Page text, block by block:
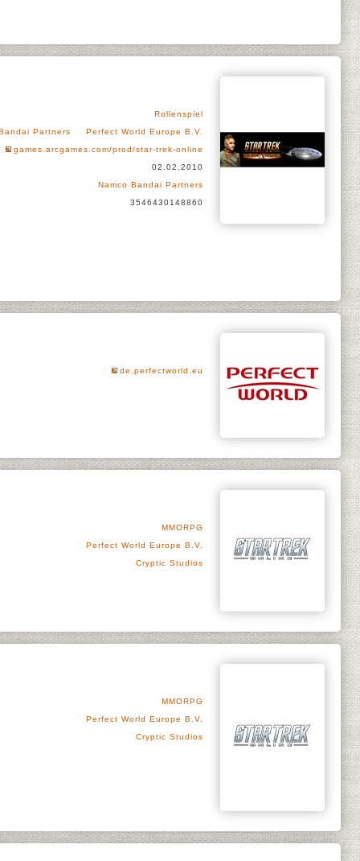
Rollenspiel
Partners
Perfect World Europe B.V.
games.arcgames.com/prod/star-trek-online
02.02.2010
Namco Bandai Partners
3546430148860
de.perfectworld.eu
MMORPG
Perfect World Europe B.V.
Cryptic Studios
MMORPG
Perfect World Europe B.V.
Cryptic Studios